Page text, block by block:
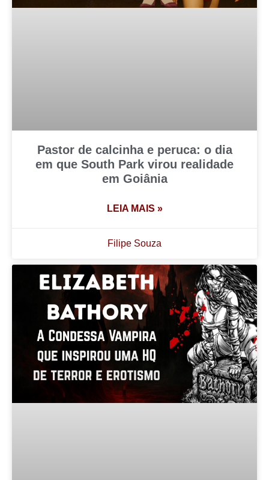
Pastor de calcinha e peruca: o dia
em que South Park virou realidade
em Goiânia
LEIA MAIS »
Filipe Souza